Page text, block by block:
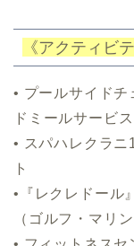
《アクティビテ
• プールサイド
ドミールサービス
• スパハレクラ
ト
•『レクレドール
（ゴルフ・ マリ